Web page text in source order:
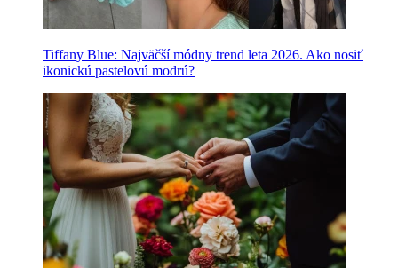
Tiffany Blue: Najväčší módny trend leta 2026. Ako nosiť
ikonickú pastelovú modrú?